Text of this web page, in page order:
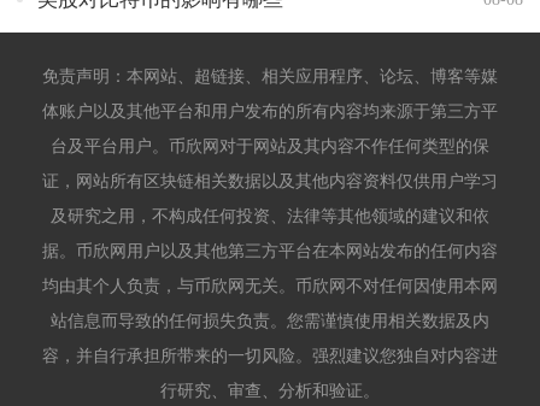
免责声明：本网站、超链接、相关应用程序、论坛、博客等媒
体账户以及其他平台和用户发布的所有内容均来源于第三方平
台及平台用户。币欣网对于网站及其内容不作任何类型的保
证，网站所有区块链相关数据以及其他内容资料仅供用户学习
及研究之用，不构成任何投资、法律等其他领域的建议和依
据。币欣网用户以及其他第三方平台在本网站发布的任何内容
均由其个人负责，与币欣网无关。币欣网不对任何因使用本网
站信息而导致的任何损失负责。您需谨慎使用相关数据及内
容，并自行承担所带来的一切风险。强烈建议您独自对内容进
行研究、审查、分析和验证。